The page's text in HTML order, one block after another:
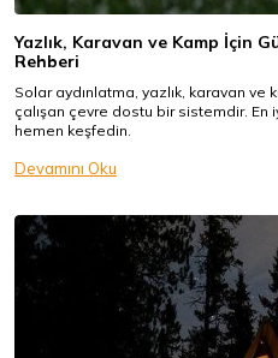
Yazlık, Karavan ve Kamp İçin
Rehberi
Solar aydınlatma, yazlık, karavan
çalışan çevre dostu bir sistemdir.
hemen keşfedin.
Devamını Oku